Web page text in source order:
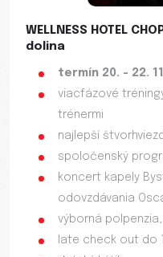
WELLNESS HOTEL
dolina
termín 20. - 22.
viacfázové
trénermi
najlepší
spoločenský
koncert kapely
odovzdávania
výborná polpenzia,
late check out do